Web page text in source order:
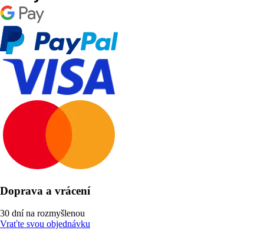
Doprava a vrácení
30 dní na rozmyšlenou
Vraťte svou objednávku